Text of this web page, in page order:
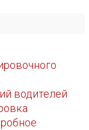
водителей